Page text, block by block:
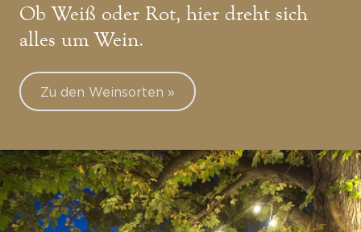
Ob Weiß oder Rot, hier dreht sich
alles um Wein.
Zu den Weinsorten »